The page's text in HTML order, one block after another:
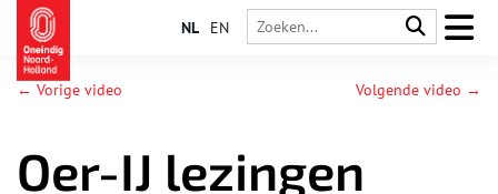
NL EN
← Vorige video Volgende video →
Oer-IJ lezingen